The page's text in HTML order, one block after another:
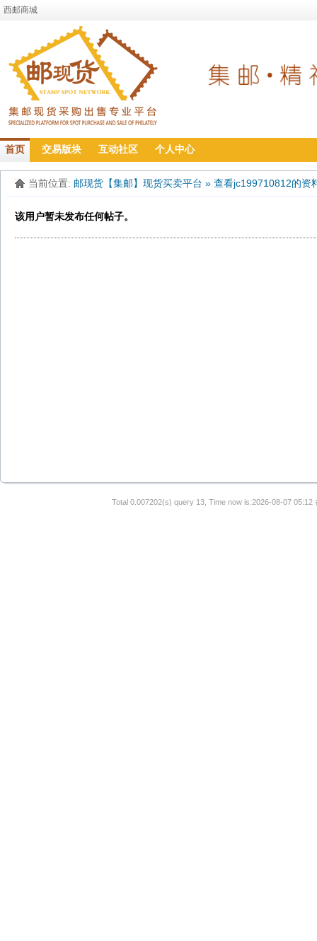
西邮商城
首页 交易版块 互动社区 个人中心
当前位置: 邮现货【集邮】现货买卖平台 » 查看jc199710812的资
该用户暂未发布任何帖子。
Total 0.007202(s) query 13, Time now is:2026-08-07 05:12